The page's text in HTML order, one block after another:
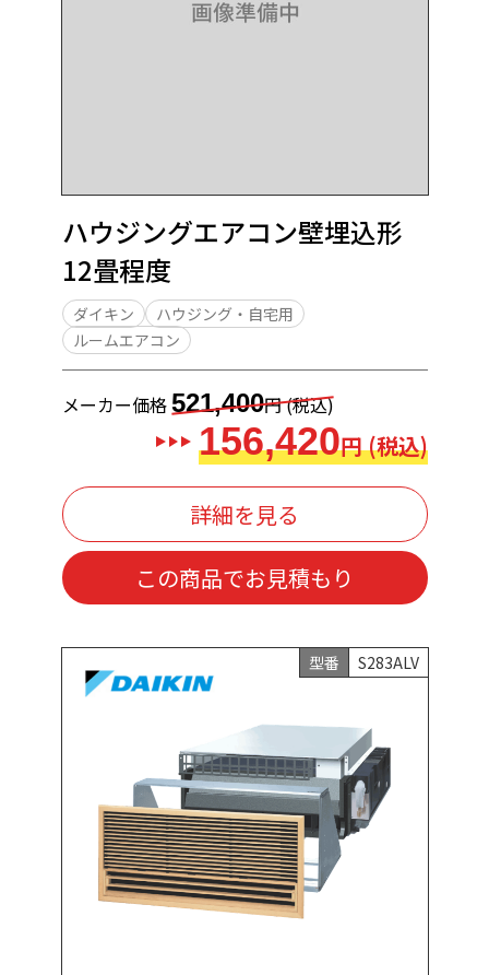
ハウジングエアコン壁埋込形
12畳程度
ダイキン
ハウジング・自宅用
ルームエアコン
メーカー価格521,400円 (税込)
156,420円 (税込)
詳細を見る
この商品でお見積もり
型番 S283ALV